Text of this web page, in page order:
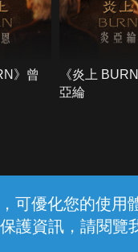
可優化您的使
護資訊，請閱覽
》曾
《炎上
亞綸
中華電信股份有限公司個